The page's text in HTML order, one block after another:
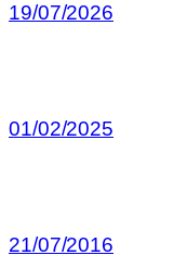
19/07/2026
01/02/2025
21/07/2016